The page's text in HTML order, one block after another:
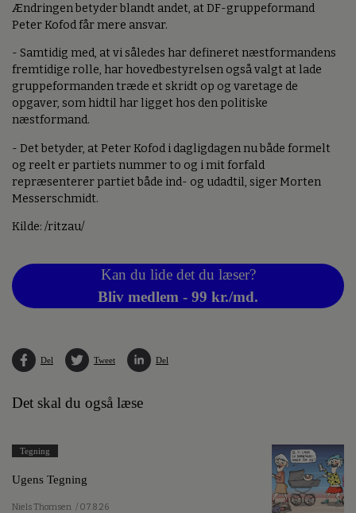
Ændringen betyder blandt andet, at DF-gruppeformand
Peter Kofod får mere ansvar.
- Samtidig med, at vi således har defineret næstformandens
fremtidige rolle, har hovedbestyrelsen også valgt at lade
gruppeformanden træde et skridt op og varetage de
opgaver, som hidtil har ligget hos den politiske
næstformand.
- Det betyder, at Peter Kofod i dagligdagen nu både formelt
og reelt er partiets nummer to og i mit forfald
repræsenterer partiet både ind- og udadtil, siger Morten
Messerschmidt.
Kilde: /ritzau/
Kan du lide det du læser?
Bliv medlem - 99 kr./md.
Del Tweet Del
Det skal du også læse
Tegning
Ugens Tegning
Niels Thomsen / 07.8.26